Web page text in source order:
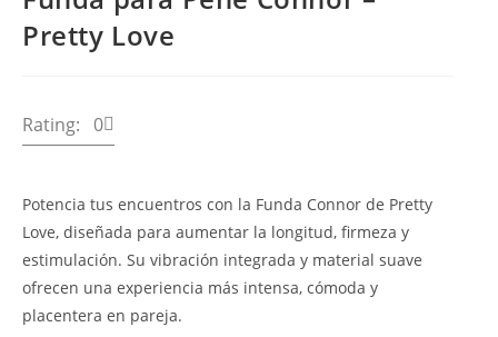
Pretty Love
Rating: 0
Potencia tus encuentros con la Funda Connor de Pretty
Love, diseñada para aumentar la longitud, firmeza y
estimulación. Su vibración integrada y material suave
ofrecen una experiencia más intensa, cómoda y
placentera en pareja.